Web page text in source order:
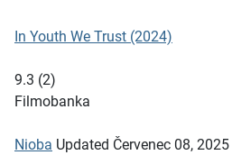
In Youth We Trust (2024)
9.3 (2)
Filmobanka
Nioba Updated Červenec 08, 2025